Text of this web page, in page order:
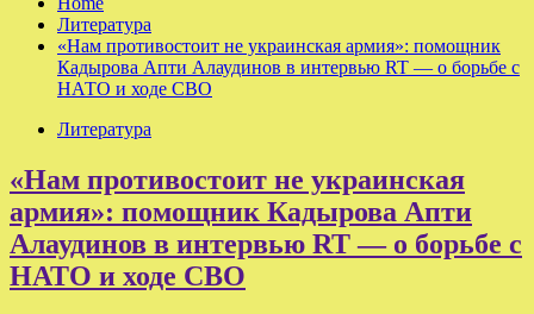
Литература
«Нам противостоит не украинская армия»: помощник
Кадырова Апти Алаудинов в интервью RT — о борьбе с
НАТО и ходе СВО
Литература
«Нам противостоит не украинская
армия»: помощник Кадырова Апти
Алаудинов в интервью RT — о борьбе с
НАТО и ходе СВО